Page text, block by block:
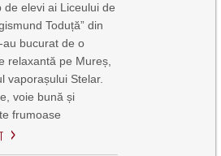
de elevi ai Liceului de
Toduță” din
au bucurat de o
relaxantă pe Mureș,
vaporașului Stelar.
voie bună și
frumoase